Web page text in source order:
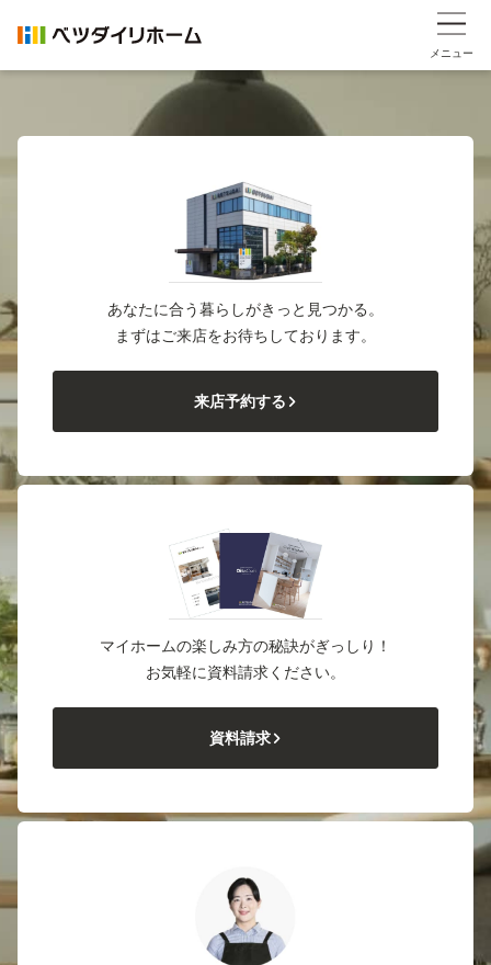
メニュー
あなたに合う暮らしがきっと見つかる。
まずはご来店をお待ちしております。
来店予約する
マイホームの楽しみ方の秘訣がぎっしり！
お気軽に資料請求ください。
資料請求